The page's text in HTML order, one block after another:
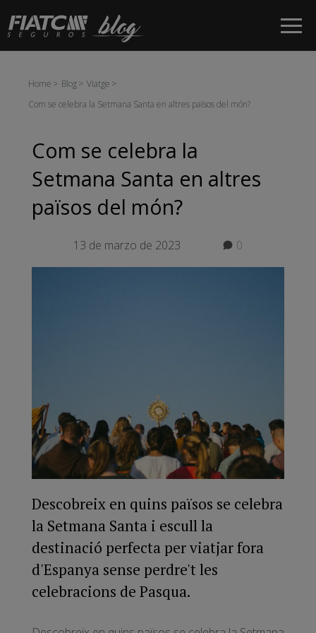
Salta al contingut principal
Home Blog
Viatge
Com se celebra la Setmana Santa en altres països del món?
Com se celebra la
Setmana Santa en altres
països del món?
13 de marzo de 2023 0
Descobreix en quins països se celebra
la Setmana Santa i escull la
destinació perfecta per viatjar fora
d'Espanya sense perdre't les
celebracions de Pasqua.